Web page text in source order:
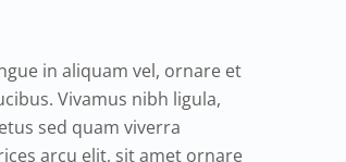
in aliquam vel, ornare et
Vivamus nibh ligula,
sed quam viverra
arcu elit, sit amet ornare